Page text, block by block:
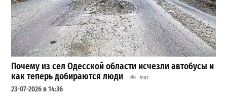
Почему из сел Одесской области исчезли автобусы и
как теперь добираются люди
5102
23-07-2026 в 14:36